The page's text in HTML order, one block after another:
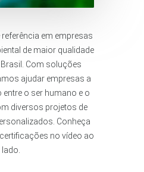
em empresas
de maior qualidade
Com soluções
ajudar empresas a
entre o ser humano e o
diversos projetos de
Conheça
no vídeo ao
lado.